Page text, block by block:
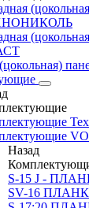
Назад
S-15 J -
SV-16